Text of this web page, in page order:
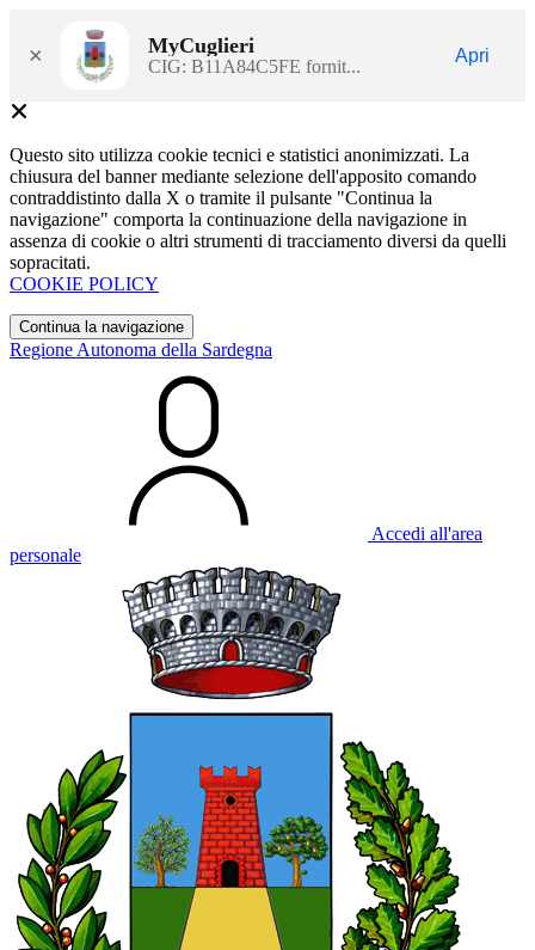
× MyCuglieri
CIG: B11A84C5FE fornit...
Apri
Questo sito utilizza cookie tecnici e statistici anonimizzati. La
chiusura del banner mediante selezione dell'apposito comando
contraddistinto dalla X o tramite il pulsante "Continua la
navigazione" comporta la continuazione della navigazione in
assenza di cookie o altri strumenti di tracciamento diversi da quelli
sopracitati.
COOKIE POLICY
Continua la navigazione
Regione Autonoma della Sardegna
Accedi all'area
personale